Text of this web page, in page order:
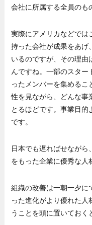
会社に所属する全員のも
実際にアメリカなどでは
持った会社が成果をあげ
いるのですが、その理由
んですね。一部のスター
ったメンバーを集める
性を見ながら、どんな事
とるほどです。事業目的
です。
日本でも遅ればせなが
をもった企業に優秀な人
組織の改善は一朝一夕に
った進化がより優れた
うことを頭に置いておく